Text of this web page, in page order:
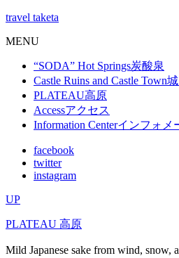
travel taketa
MENU
“SODA” Hot Springs炭酸泉
Castle Ruins and Castle Town
PLATEAU高原
Accessアクセス
Information Centerインフォメ
facebook
twitter
instagram
UP
PLATEAU 高原
Mild Japanese sake from wind, snow,